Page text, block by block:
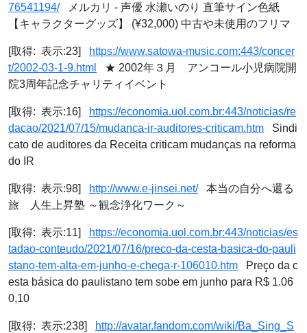
76541194/メルカリ - 声優 水瀬いのり 直筆サイン色紙
【キャラクターグッズ】 (¥32,000) 中古や未使用のフリマ
[取得: 表示:23]
https://www.satowa-music.com:443/concer
t/2002-03-1-9.html
★ 2002年３月 アンコール小児病院開
院3周年記念チャリティイベント
[取得: 表示:16]
https://economia.uol.com.br:443/noticias/re
dacao/2021/07/15/mudanca-ir-auditores-criticam.htm Sindi
cato de auditores da Receita criticam mudanças na reforma
do IR
[取得: 表示:98] http://www.e-jinsei.net/本当の自分へ還る
旅 人生上昇塾 ～観念浄化ワーク～
[取得: 表示:11]
https://economia.uol.com.br:443/noticias/es
tadao-conteudo/2021/07/16/preco-da-cesta-basica-do-pauli
stano-tem-alta-em-junho-e-chega-r-106010.htm Preço da c
esta básica do paulistano tem sobe em junho para R$ 1.06
0,10
[取得: 表示:238]
http://avatar.fandom.com/wiki/Ba_Sing_S